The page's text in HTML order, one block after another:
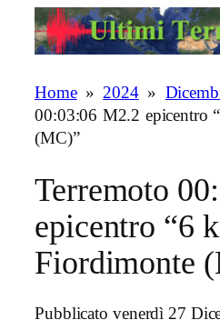
Home»2024»
00:03:06 M2.2 epicentro
(MC)”
Terremoto
epicentro “6
Fiordimonte
Pubblicato venerdì 27